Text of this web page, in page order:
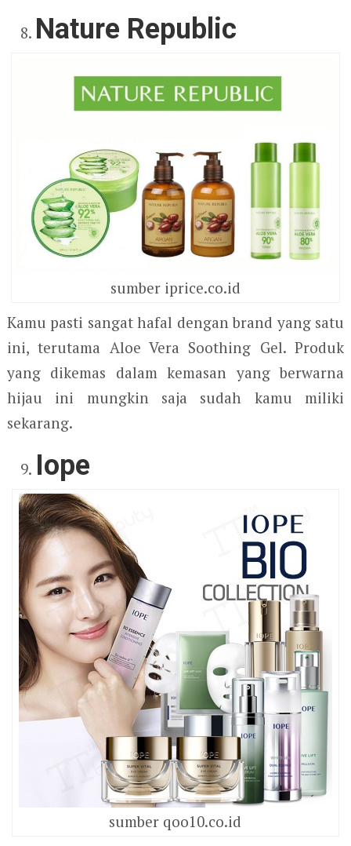
Nature Republic
sumber iprice.co.id
Kamu pasti sangat hafal dengan brand yang satu
ini, terutama Aloe Vera Soothing Gel. Produk
yang dikemas dalam kemasan yang berwarna
hijau ini mungkin saja sudah kamu miliki
sekarang.
Iope
sumber qoo10.co.id